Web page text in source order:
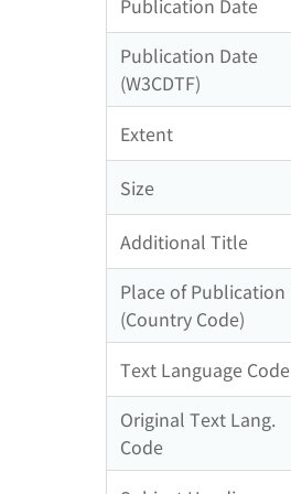
Publication Date
(W3CDTF)
Extent
Size
Additional Title
Place of Publication
(Country Code)
Text Language Code
Original Text Lang.
Code